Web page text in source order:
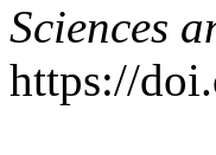
Sciences
https://